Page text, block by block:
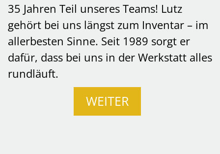
35 Jahren Teil unseres Teams! Lutz
gehört bei uns längst zum Inventar – im
allerbesten Sinne. Seit 1989 sorgt er
dafür, dass bei uns in der Werkstatt alles
rundläuft.
WEITER